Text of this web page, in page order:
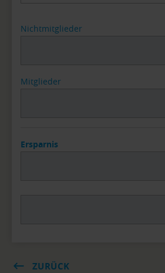
Nichtmitglieder
Mitglieder
Ersparnis
ZURÜCK